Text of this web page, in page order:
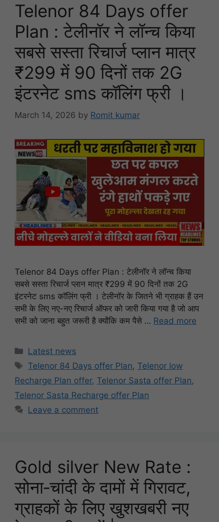
Telenor 84 Days offer
Plan : टेलीनॉर ने लॉन्च किया
सबसे सस्ता रिचार्ज प्लान मात्र
₹299 में 90 दिनों तक 2G
इंटरनेट sms कॉलिंग फ्री ।
March 14, 2026 by Romit kumar
Telenor 84 Days offer Plan : टेलीनॉर ने लॉन्च किया
सबसे सस्ता रिचार्ज प्लान मात्र ₹299 में 90 दिनों तक 2G
इंटरनेट sms कॉलिंग फ्री । टेलीनॉर के जितने भी ग्राहक हैं उन
सभी के लिए नए-नए रिचार्ज ऑफर को जारी किया गया है जो आप
सभी को जाना बहुत जरूरी है क्योंकि कम पैसे … Read more
Categories
Latest news
Tags
Telenor 84 Days offer Plan, Telenor low
Recharge Plan offer, Telenor Sasta offer Plan,
Telenor Sasta Recharge offer Plan
Leave a comment
Gold silver New Rate :
सोना‑चांदी के दामों में गिरावट,
ग्राहकों के लिए खुशखबरी नए